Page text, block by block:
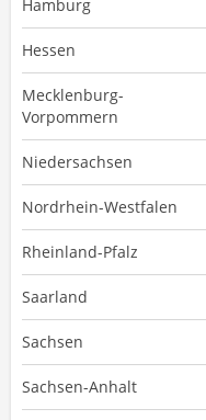
Hamburg
Hessen
Mecklenburg-
Vorpommern
Niedersachsen
Nordrhein-Westfalen
Rheinland-Pfalz
Saarland
Sachsen
Sachsen-Anhalt